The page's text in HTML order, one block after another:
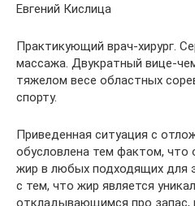
Евгений Кислица
Практикующий врач-хирург.
массажа. Двукратный вице-
тяжелом весе областных
спорту.
Приведенная ситуация с
обусловлена тем фактом, что
жир в любых подходящих для
с тем, что жир является
откладывающимся про запас,